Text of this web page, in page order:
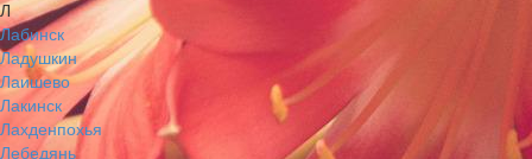
Л
Лабинск
Ладушкин
Лаишево
Лакинск
Лахденпохья
Лебедянь